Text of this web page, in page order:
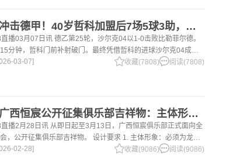
2冲击德甲！40岁哲科加盟后7场5球3助，沙尔克04继续领跑德乙！
播03月07日讯 德乙第25轮，沙尔克04以1-0击败比勒菲尔德。
分钟，哲科门前补射破门。最终凭借哲科的进球沙尔克04成功
到3分，继续领跑德乙。 哲科还有10天将迎来自己40岁生日，在
03-07] 收藏(7808) 阅读(7808)
2广西恒宸公开征集俱乐部吉祥物：主体形象必须为龙
播2月28日讯 从即日起至3月13日，广西恒宸俱乐部正式面向全
，公开征集俱乐部吉祥物。 设计要求 1. 主体形象：必须为龙。
，是中华民族的精神图腾，象征着力量、进取与好运。在广西，这
02-28] 收藏(9086) 阅读(9086)